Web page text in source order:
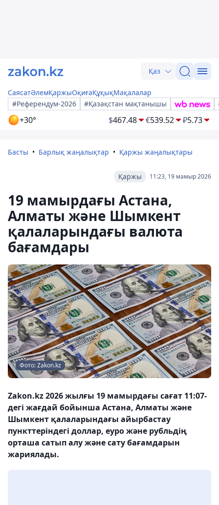
Қаз
СаясатӘлемҚаржыОқиғаҚұқықМақалалар
#Референдум-2026
#Қазақстан мақтанышы
+30° $467.48 €539.52 ₽5.73
Басты Барлық жаңалықтар Қаржы жаңалықтары
11:23, 19 мамыр 2026
Қаржы
19 мамырдағы Астана,
Алматы және Шымкент
қалаларындағы валюта
бағамдары
Фото: Zakon.kz
Zakon.kz 2026 жылғы 19 мамырдағы сағат 11:07-
дегі жағдай бойынша Астана, Алматы және
Шымкент қалаларындағы айырбастау
пункттеріндегі доллар, еуро және рубльдің
орташа сатып алу және сату бағамдарын
жариялады.